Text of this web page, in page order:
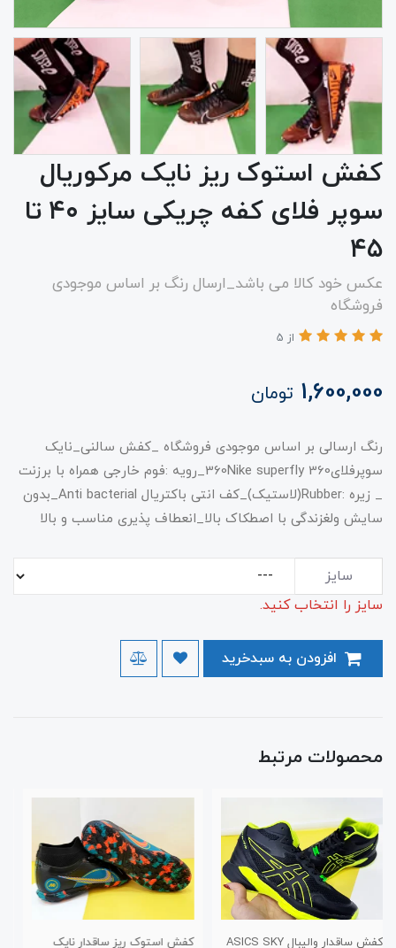
کفش استوک ریز نایک مرکوریال
سوپر فلای کفه چریکی سایز ۴۰ تا
۴۵
عکس خود کالا می باشد_ارسال رنگ بر اساس موجودی
فروشگاه
از 5
1,600,000 تومان
رنگ ارسالی بر اساس موجودی فروشگاه _کفش سالنی_نایک
سوپرفلای360Nike superfly 360_رویه :فوم خارجی همراه با برزنت
_ زیره :Rubber(لاستیک)_کف انتی باکتریال Anti bacterial_بدون
سایش ولغزندگی با اصطکاک بالا_انعطاف پذیری مناسب و بالا
سایز
سایز را انتخاب کنید.
محصولات مرتبط
کفش استوک ریز ساقدار نایک کفش استوک چمن طرح نیوبالانس